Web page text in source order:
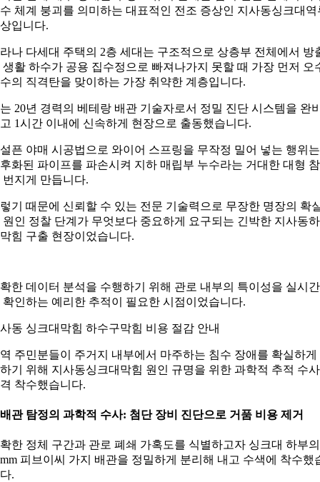
체계 붕괴를 의미하는 대표적인 전조 증상인 지사동싱크대역
입니다.
나 다세대 주택의 2층 세대는 구조적으로 상층부 전체에서 방
생활 하수가 공용 집수정으로 빠져나가지 못할 때 가장 먼저 오
의 직격탄을 맞이하는 가장 취약한 계층입니다.
20년 경력의 베테랑 배관 기술자로서 정밀 진단 시스템을 완
1시간 이내에 신속하게 현장으로 출동했습니다.
픈 야매 시공법으로 와이어 스프링을 무작정 밀어 넣는 행위는
화된 파이프를 파손시켜 지하 매립부 누수라는 거대한 대형
번지게 만듭니다.
기 때문에 신뢰할 수 있는 전문 기술력으로 무장한 명장의 확
원인 정찰 단계가 무엇보다 중요하게 요구되는 긴박한 지사동
힘 구출 현장이었습니다.
한 데이터 분석을 수행하기 위해 관로 내부의 특이성을 실시
확인하는 예리한 추적이 필요한 시점이었습니다.
동 싱크대막힘 하수구막힘 비용 절감 안내
주민분들이 주거지 내부에서 마주하는 침수 장애를 확실하게
기 위해 지사동싱크대막힘 원인 규명을 위한 과학적 추적 수
착수했습니다.
관 탐정의 과학적 수사: 첨단 장비 진단으로 거품 비용 제거
한 정체 구간과 관로 폐쇄 가혹도를 식별하고자 싱크대 하부의
피브이씨 가지 배관을 정밀하게 분리해 내고 수색에 착수했
.